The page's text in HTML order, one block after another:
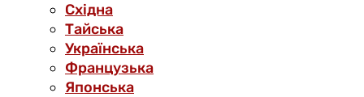
Східна
Тайська
Українська
Французька
Японська